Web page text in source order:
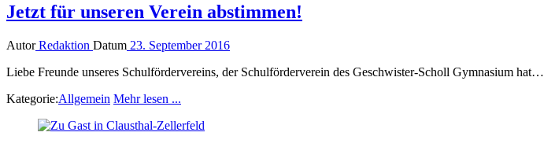
Jetzt für unseren Verein abstimmen!
AutorRedaktion Datum 23. September 2016
Liebe Freunde unseres Schulfördervereins, der Schulförderverein des Geschwister-Scholl Gymnasium hat…
Kategorie:Allgemein Mehr lesen ...